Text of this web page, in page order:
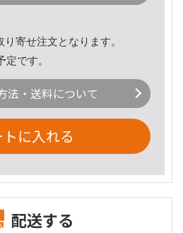
寄せ注文となります。
です。
法・送料について
に入れる
配送する